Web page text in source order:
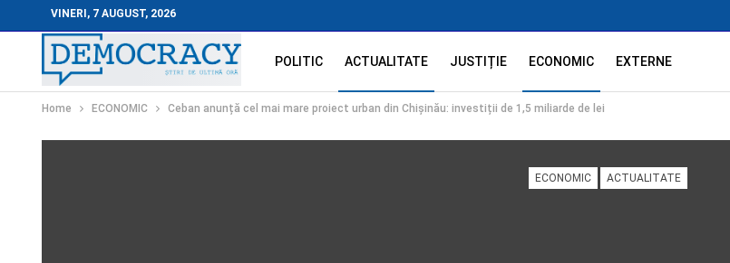
VINERI, 7 AUGUST, 2026
POLITIC ACTUALITATE JUSTIȚIE ECONOMIC EXTERNE
Home ECONOMIC Ceban anunță cel mai mare proiect urban din Chișinău: investiții de 1,5 miliarde de lei
ECONOMIC ACTUALITATE